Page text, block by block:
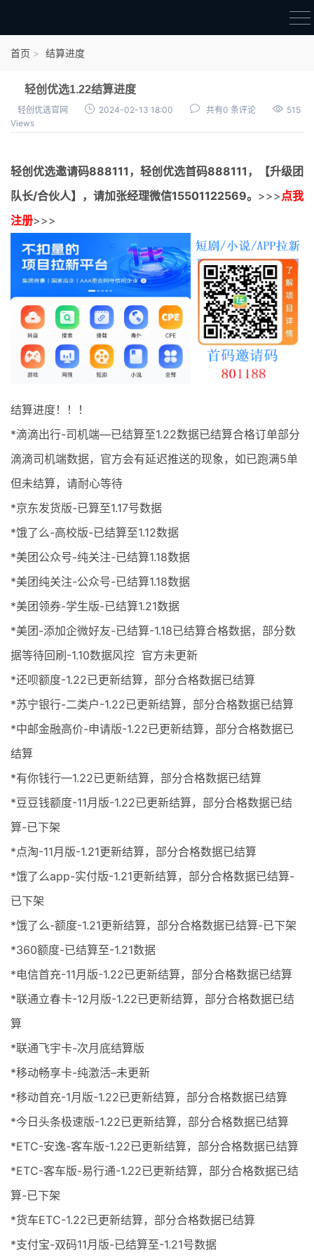
结算进度
团队长扶持
充场项目报价
无人直播
电商入门
最新通知
项目介绍
首页 结算进度
轻创优选1.22结算进度
轻创优选官网 2024-02-13 18:00 共有0 条评论
515
Views
轻创优选邀请码888111， 轻创优选首码888111，【升级团
队长/合伙人】，请加张经理微信15501122569。 >>>点我
注册>>>
结算进度！！！
*滴滴出行-司机端—已结算至1.22数据已结算合格订单部分
滴滴司机端数据，官方会有延迟推送的现象，如已跑满5单
但未结算，请耐心等待
*京东发货版-已算至1.17号数据
*饿了么-高校版-已结算至1.12数据
*美团公众号-纯关注-已结算1.18数据
*美团纯关注-公众号-已结算1.18数据
*美团领券-学生版-已结算1.21数据
*美团-添加企微好友-已结算-1.18已结算合格数据，部分数
据等待回刷-1.10数据风控 官方未更新
*还呗额度-1.22已更新结算，部分合格数据已结算
*苏宁银行-二类户-1.22已更新结算，部分合格数据已结算
*中邮金融高价-申请版-1.22已更新结算，部分合格数据已
结算
*有你钱行—1.22已更新结算，部分合格数据已结算
*豆豆钱额度-11月版-1.22已更新结算，部分合格数据已结
算-已下架
*点淘-11月版-1.21更新结算，部分合格数据已结算
*饿了么app-实付版-1.21更新结算，部分合格数据已结算-
已下架
*饿了么-额度-1.21更新结算，部分合格数据已结算-已下架
*360额度-已结算至-1.21数据
*电信首充-11月版-1.22已更新结算，部分合格数据已结算
*联通立春卡-12月版-1.22已更新结算，部分合格数据已结
算
*联通飞宇卡-次月底结算版
*移动畅享卡-纯激活–未更新
*移动首充-1月版-1.22已更新结算，部分合格数据已结算
*今日头条极速版-1.22已更新结算，部分合格数据已结算
*ETC-安逸-客车版-1.22已更新结算，部分合格数据已结算
*ETC-客车版-易行通-1.22已更新结算，部分合格数据已结
算-已下架
*货车ETC-1.22已更新结算，部分合格数据已结算
*支付宝-双码11月版-已结算至-1.21号数据